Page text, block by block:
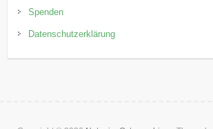
Spenden
Datenschutzerklärung